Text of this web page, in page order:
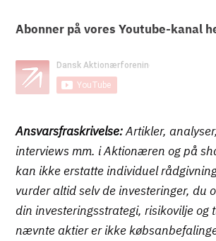
Abonner på vores Youtube-kanal
Ansvarsfraskrivelse:Artikler,
interviews mm. i Aktionæren og på
kan ikke erstatte individuel
vurder altid selv de investeringer, du
din investeringsstrategi, risikovilje og
nævnte aktier er ikke